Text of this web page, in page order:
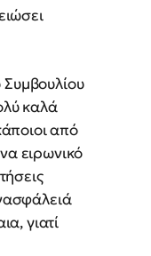
καλά
από
ειρωνικό
γιατί